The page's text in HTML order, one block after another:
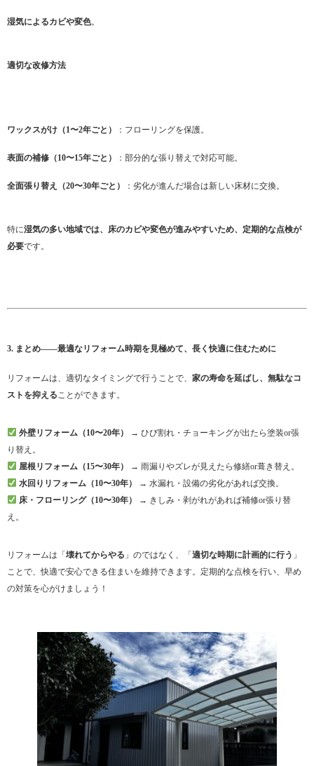
湿気によるカビや変色。
適切な改修方法
ワックスがけ（1〜2年ごと） ：フローリングを保護。
表面の補修（10〜15年ごと） ：部分的な張り替えで対応可能。
全面張り替え（20〜30年ごと） ：劣化が進んだ場合は新しい床材に交換。
特に湿気の多い地域では、床のカビや変色が進みやすいため、定期的な点検が
必要です。
3. まとめ——最適なリフォーム時期を見極めて、長く快適に住むために
リフォームは、適切なタイミングで行うことで、 家の寿命を延ばし、無駄なコ
ストを抑えることができます。
外壁リフォーム（10〜20年）
→ ひび割れ・チョーキングが出たら塗装or張
り替え。
屋根リフォーム（15〜30年）
→ 雨漏りやズレが見えたら修繕or葺き替え。
水回りリフォーム（10〜30年）
→ 水漏れ・設備の劣化があれば交換。
床・フローリング（10〜30年）
→ きしみ・剥がれがあれば補修or張り替
え。
リフォームは「 壊れてからやる 」のではなく、「 適切な時期に計画的に行う 」
ことで、快適で安心できる住まいを維持できます。定期的な点検を行い、早め
の対策を心がけましょう！